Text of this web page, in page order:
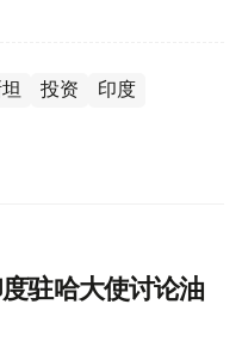
投资 印度
驻哈大使讨论油